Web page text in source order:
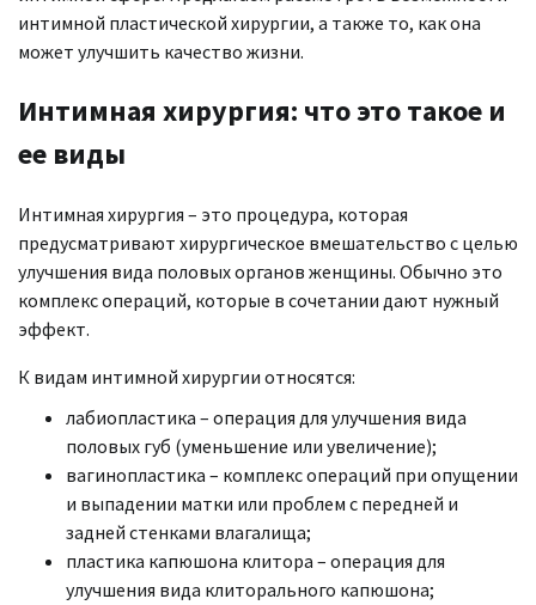
интимной пластической хирургии, а также то, как она
может улучшить качество жизни.
Интимная хирургия: что это такое и
ее виды
Интимная хирургия – это процедура, которая
предусматривают хирургическое вмешательство с целью
улучшения вида половых органов женщины. Обычно это
комплекс операций, которые в сочетании дают нужный
эффект.
К видам интимной хирургии относятся:
лабиопластика – операция для улучшения вида
половых губ (уменьшение или увеличение);
вагинопластика – комплекс операций при опущении
и выпадении матки или проблем с передней и
задней стенками влагалища;
пластика капюшона клитора – операция для
улучшения вида клиторального капюшона;